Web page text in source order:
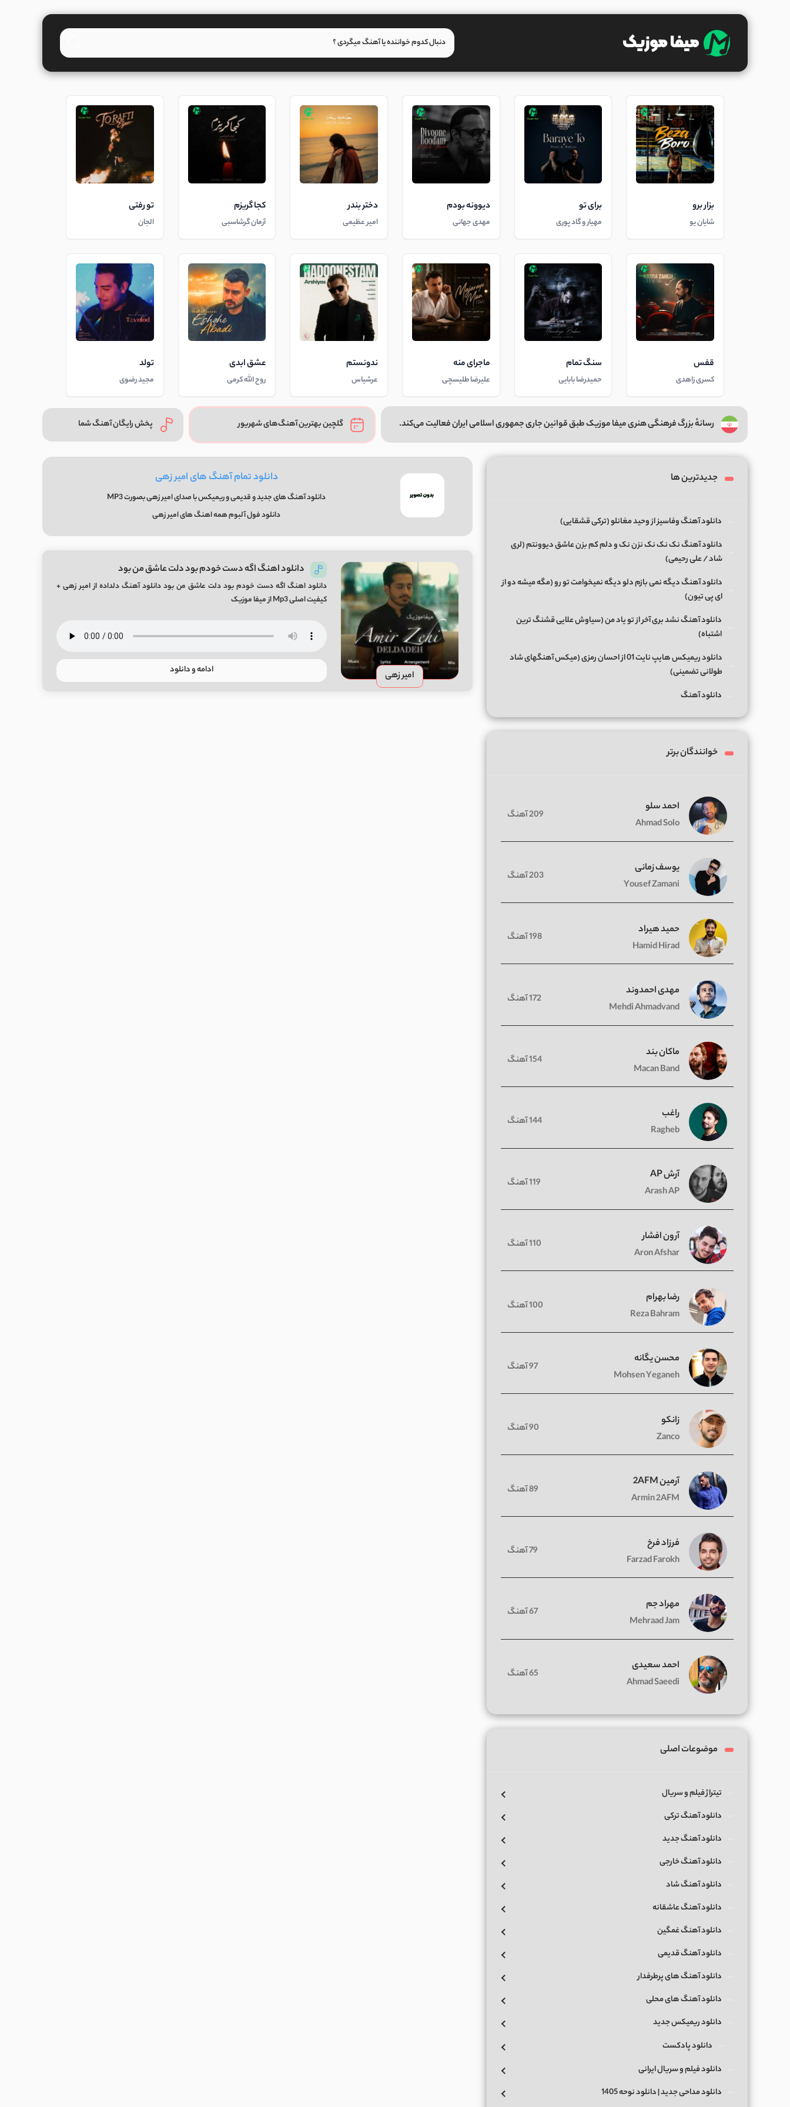
بزار برو
شایان یو
برای تو
مهیار و گاد پوری
دیوونه بودم
مهدی جهانی
دختر بندر
امیر عظیمی
کجا گریزم
آرمان گرشاسبی
تو رفتی
الجان
قفس
کسری زاهدی
سنگ تمام
حمیدرضا بابایی
ماجرای منه
علیرضا طلیسچی
ندونستم
عرشیاس
عشق ابدی
روح الله کرمی
تولد
مجید رضوی
رسانهٔ بزرگ فرهنگی هنری میفا موزیک طبق قوانین جاری جمهوری اسلامی ایران فعالیت می‌کند. گلچین بهترین آهنگ‌های شهریور پخش رایگان آهنگ شما
دانلود تمام آهنگ های امیر زهی
دانلود آهنگ های جدید و قدیمی و ریمیکس با صدای امیر زهی بصورت MP3
دانلود فول آلبوم همه اهنگ های امیر زهی
امیر زهی
دانلود اهنگ اگه دست خودم بود دلت عاشق من بود
دانلود اهنگ اگه دست خودم بود دلت عاشق من بود دانلود آهنگ دلداده از امیر زهی +
کیفیت اصلی Mp3 از میفا موزیک
ادامه و دانلود
جدیدترین ها
دانلود آهنگ وفاسیز از وحید مغانلو (ترکی قشقایی)
دانلود آهنگ نک نک نک نزن نک و دلم کم بزن عاشق دیوونتم (لری
شاد / علی رحیمی)
دانلود آهنگ دیگه نمی بازم دلو دیگه نمیخوامت تو رو (مگه میشه دو از
ای پی تیون)
دانلود آهنگ نشد بری آخر از تو یاد من (سیاوش علایی قشنگ ترین
اشتباه)
دانلود ریمیکس هایپ نایت 01 از احسان رمزی (میکس آهنگهای شاد
طولانی تضمینی)
دانلود آهنگ
خوانندگان برتر
احمد سلو
Ahmad Solo
209 آهنگ
یوسف زمانی
Yousef Zamani
203 آهنگ
حمید هیراد
Hamid Hirad
198 آهنگ
مهدی احمدوند
Mehdi Ahmadvand
172 آهنگ
ماکان بند
Macan Band
154 آهنگ
راغب
Ragheb
144 آهنگ
آرش AP
Arash AP
119 آهنگ
آرون افشار
Aron Afshar
110 آهنگ
رضا بهرام
Reza Bahram
100 آهنگ
محسن یگانه
Mohsen Yeganeh
97 آهنگ
زانکو
Zanco
90 آهنگ
آرمین 2AFM
Armin 2AFM
89 آهنگ
فرزاد فرخ
Farzad Farokh
79 آهنگ
مهراد جم
Mehraad Jam
67 آهنگ
احمد سعیدی
Ahmad Saeedi
65 آهنگ
موضوعات اصلی
تیتراژ فیلم و سریال
دانلود آهنگ ترکی
دانلود آهنگ جدید
دانلود آهنگ خارجی
دانلود آهنگ شاد
دانلود آهنگ عاشقانه
دانلود آهنگ غمگین
دانلود آهنگ قدیمی
دانلود آهنگ های پرطرفدار
دانلود آهنگ های محلی
دانلود ریمیکس جدید
دانلود پادکست
دانلود فیلم و سریال ایرانی
دانلود مداحی جدید | دانلود نوحه 1405